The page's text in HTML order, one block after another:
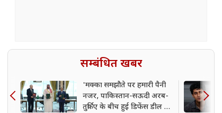
सम्बंधित खबर
'मक्का समझौते पर हमारी पैनी
नजर, पाकिस्तान-सऊदी अरब-
तुर्किए के बीच हुई डिफेंस डील पर